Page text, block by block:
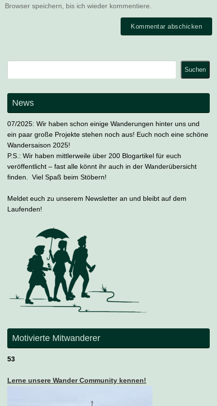
Browser speichern, bis ich wieder kommentiere.
Suchen
News
07/2025: Wir haben schon einige Wanderungen hinter uns und
ein paar große Projekte stehen noch aus! Euch noch eine schöne
Wandersaison 2025!
P.S.: Wir haben mittlerweile über 200 Blogartikel für euch
veröffentlicht – fast alle könnt ihr auch in der Wanderübersicht
finden. Viel Spaß beim Stöbern!
Meldet euch zu unserem Newsletter an und bleibt auf dem
Laufenden!
Motivierte Mitwanderer
53
Lerne unsere Wander Community kennen!